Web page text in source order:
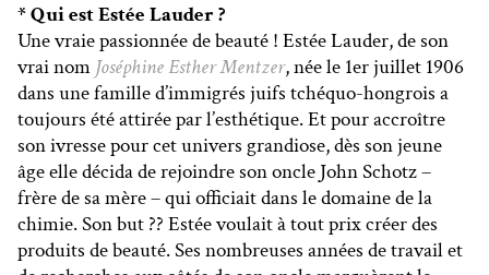
* Qui est Estée Lauder ?
Une vraie passionnée de beauté ! Estée Lauder, de son
vrai nom Joséphine Esther Mentzer, née le 1er juillet 1906
dans une famille d’immigrés juifs tchéquo-hongrois a
toujours été attirée par l’esthétique. Et pour accroître
son ivresse pour cet univers grandiose, dès son jeune
âge elle décida de rejoindre son oncle John Schotz –
frère de sa mère – qui officiait dans le domaine de la
chimie. Son but ?? Estée voulait à tout prix créer des
produits de beauté. Ses nombreuses années de travail et